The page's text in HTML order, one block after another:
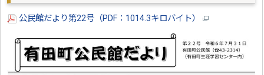
公民館だより第22号（PDF：1014.3キロバイト）